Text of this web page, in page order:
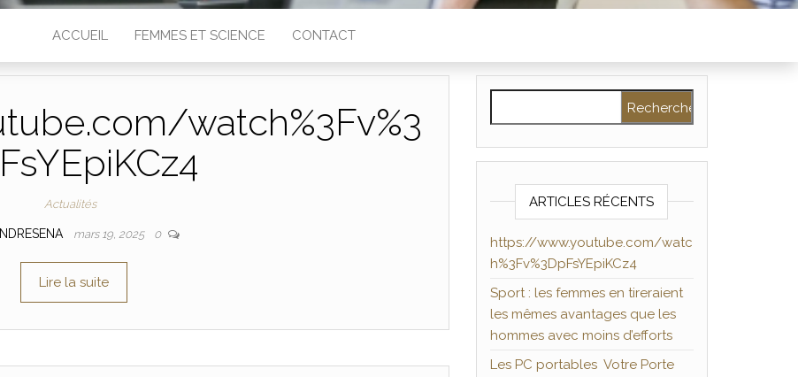
ACCUEIL FEMMES ET SCIENCE CONTACT
watch%3Fv%3
Actualités
mars 19, 2025 0
Lire la suite
ARTICLES RÉCENTS
https://www.youtube.com/watc
h%3Fv%3DpFsYEpiKCz4
Sport : les femmes en tireraient
les mêmes avantages que les
hommes avec moins d’efforts
Les PC portables Votre Porte